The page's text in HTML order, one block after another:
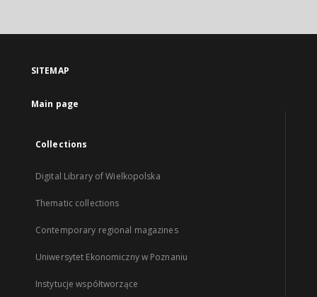
SITEMAP
Main page
Collections
Digital Library of Wielkopolska
Thematic collections
Contemporary regional magazines
Uniwersytet Ekonomiczny w Poznaniu
Instytucje współtworzące